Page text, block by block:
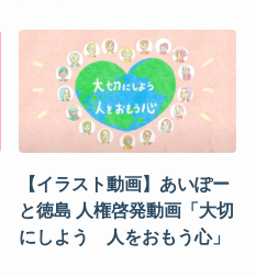
【イラスト動画】あいぽー
と徳島 人権啓発動画「大切
にしよう 人をおもう心」